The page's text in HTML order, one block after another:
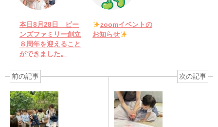
本日8月28日 ビー
ンズファミリー創立
８周年を迎えること
ができました。
zoomイベントの
お知らせ
前の記事 次の記事